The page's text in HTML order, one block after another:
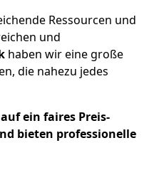
Ressourcen und
und
haben wir eine große
die nahezu jedes
ein faires Preis-
bieten professionelle